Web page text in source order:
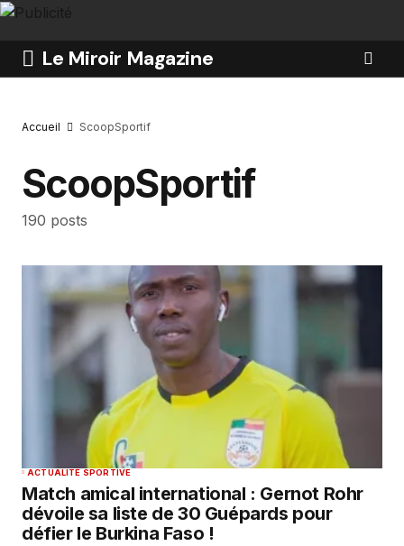
Le Miroir Magazine
Accueil ScoopSportif
ScoopSportif
190 posts
ACTUALITÉ SPORTIVE
Match amical international : Gernot Rohr
dévoile sa liste de 30 Guépards pour
défier le Burkina Faso !